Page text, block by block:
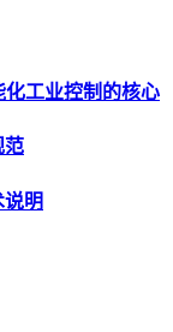
工业控制的核心
范
明